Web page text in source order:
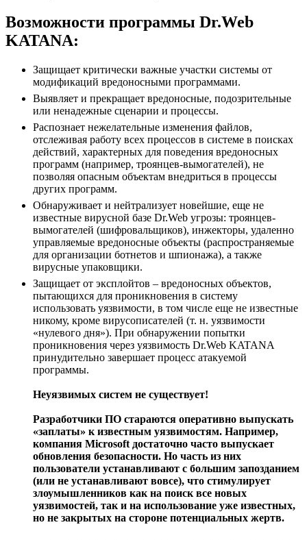
Возможности программы Dr.Web
KATANA:
Защищает критически важные участки системы от
модификаций вредоносными программами.
Выявляет и прекращает вредоносные, подозрительные
или ненадежные сценарии и процессы.
Распознает нежелательные изменения файлов,
отслеживая работу всех процессов в системе в поисках
действий, характерных для поведения вредоносных
программ (например, троянцев-вымогателей), не
позволяя опасным объектам внедриться в процессы
других программ.
Обнаруживает и нейтрализуeт новейшие, еще не
известные вирусной базе Dr.Web угрозы: троянцев-
вымогателей (шифровальщиков), инжекторы, удаленно
управляемые вредоносные объекты (распространяемые
для организации ботнетов и шпионажа), а также
вирусные упаковщики.
Защищает от эксплойтов – вредоносных объектов,
пытающихся для проникновения в систему
использовать уязвимости, в том числе еще не известные
никому, кроме вирусописателей (т. н. уязвимости
«нулевого дня»). При обнаружении попытки
проникновения через уязвимость Dr.Web KATANA
принудительно завершает процесс атакуемой
программы.
Неуязвимых систем не существует!
Разработчики ПО стараются оперативно выпускать
«заплаты» к известным уязвимостям. Например,
компания Microsoft достаточно часто выпускает
обновления безопасности. Но часть из них
пользователи устанавливают с большим запозданием
(или не устанавливают вовсе), что стимулирует
злоумышленников как на поиск все новых
уязвимостей, так и на использование уже известных,
но не закрытых на стороне потенциальных жертв.